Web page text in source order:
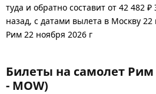
туда и обратно составит от 42 482
назад, с датами вылета в Москву
Рим 22 ноября 2026 г
Билеты на самолет
- MOW)